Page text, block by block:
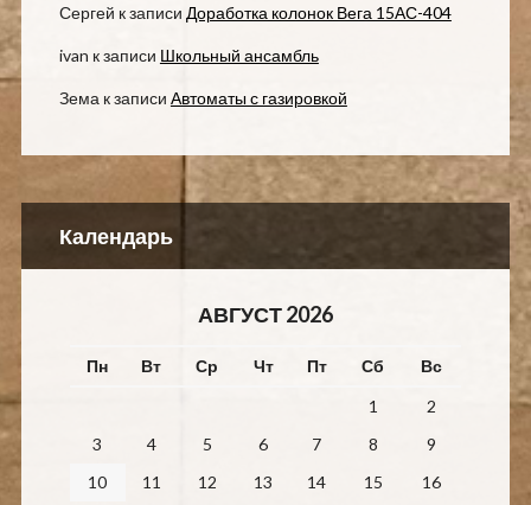
Сергей к записи Доработка колонок Вега 15АС-404
ivan к записи Школьный ансамбль
Зема к записи Автоматы с газировкой
Календарь
АВГУСТ 2026
Пн Вт Ср Чт Пт Сб
Вс
1
2
3
4 5 6 7 8
9
10
11 12 13 14 15 16